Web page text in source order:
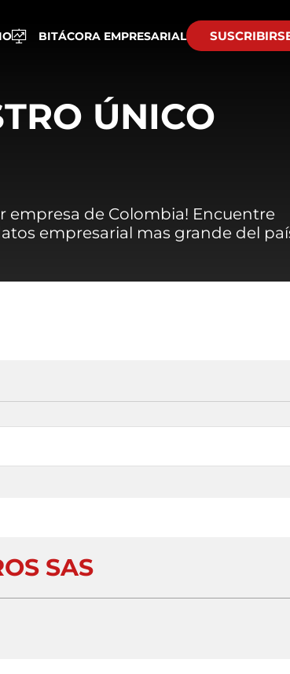
BITÁCORA EMPRESARIAL
ÚNICO
empresa de Colombia! Encuentre
empresarial mas grande del
SAS